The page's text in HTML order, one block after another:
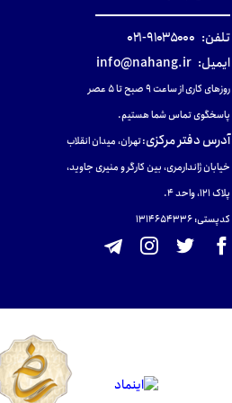
تلفن: ۹۱۰۳۵۰۰۰-۰۲۱
ایمیل: info@nahang.ir
روزهای کاری از ساعت ۹ صبح تا ۵ عصر
پاسخگوی تماس شما هستیم.
آدرس دفتر مرکزی:تهران، میدان انقلاب
خیابان ژاندارمری، بین کارگر و منیری جاوید،
پلاک 121، واحد ۴.
کدپستی: 131465433۶